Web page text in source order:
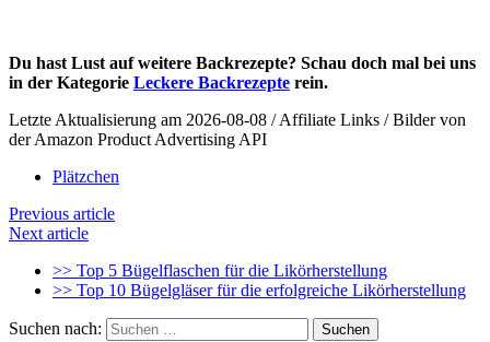
Du hast Lust auf weitere Backrezepte? Schau doch mal bei uns
in der Kategorie Leckere Backrezepte rein.
Letzte Aktualisierung am 2026-08-08 / Affiliate Links / Bilder von
der Amazon Product Advertising API
Plätzchen
Previous article
Next article
>> Top 5 Bügelflaschen für die Likörherstellung
>> Top 10 Bügelgläser für die erfolgreiche Likörherstellung
Suchen nach: